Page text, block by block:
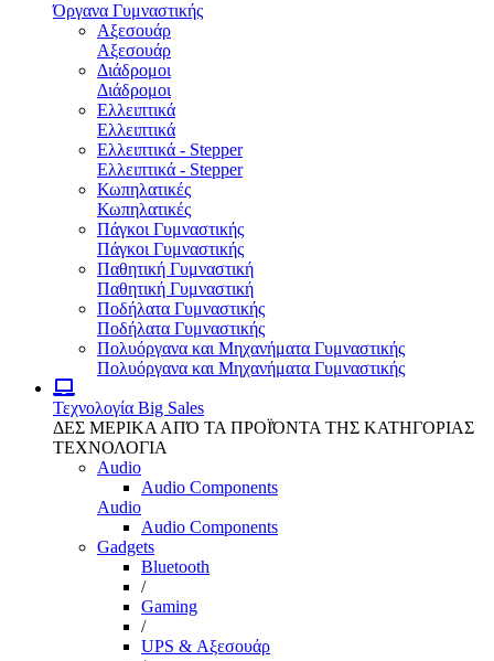
Όργανα Γυμναστικής
Αξεσουάρ
Αξεσουάρ
Διάδρομοι
Διάδρομοι
Ελλειπτικά
Ελλειπτικά
Ελλειπτικά - Stepper
Ελλειπτικά - Stepper
Κωπηλατικές
Κωπηλατικές
Πάγκοι Γυμναστικής
Πάγκοι Γυμναστικής
Παθητική Γυμναστική
Παθητική Γυμναστική
Ποδήλατα Γυμναστικής
Ποδήλατα Γυμναστικής
Πολυόργανα και Μηχανήματα Γυμναστικής
Πολυόργανα και Μηχανήματα Γυμναστικής
Τεχνολογία Big Sales
ΔΕΣ ΜΕΡΙΚΑ ΑΠΌ ΤΑ ΠΡΟΪΌΝΤΑ ΤΗΣ ΚΑΤΗΓΟΡΙΑΣ
ΤΕΧΝΟΛΟΓΙΑ
Audio
Audio Components
Audio
Audio Components
Gadgets
Bluetooth
/
Gaming
/
UPS & Αξεσουάρ